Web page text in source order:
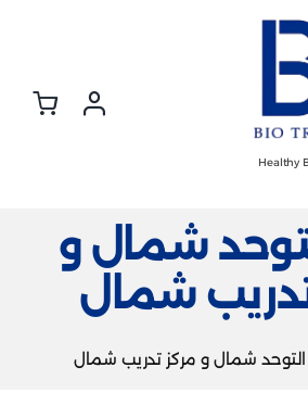
Healthy
شمال و
شمال
التوحد شمال و مركز تدريب شمال